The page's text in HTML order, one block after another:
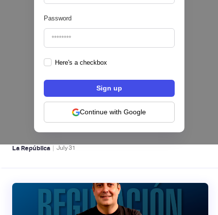
Password
Here's a checkbox
Continue with Google
Nequi iniciará operaciones como compañía
de financiamiento en Colombia desde el 1 de
NEOBANCOS 📲
La República | July31